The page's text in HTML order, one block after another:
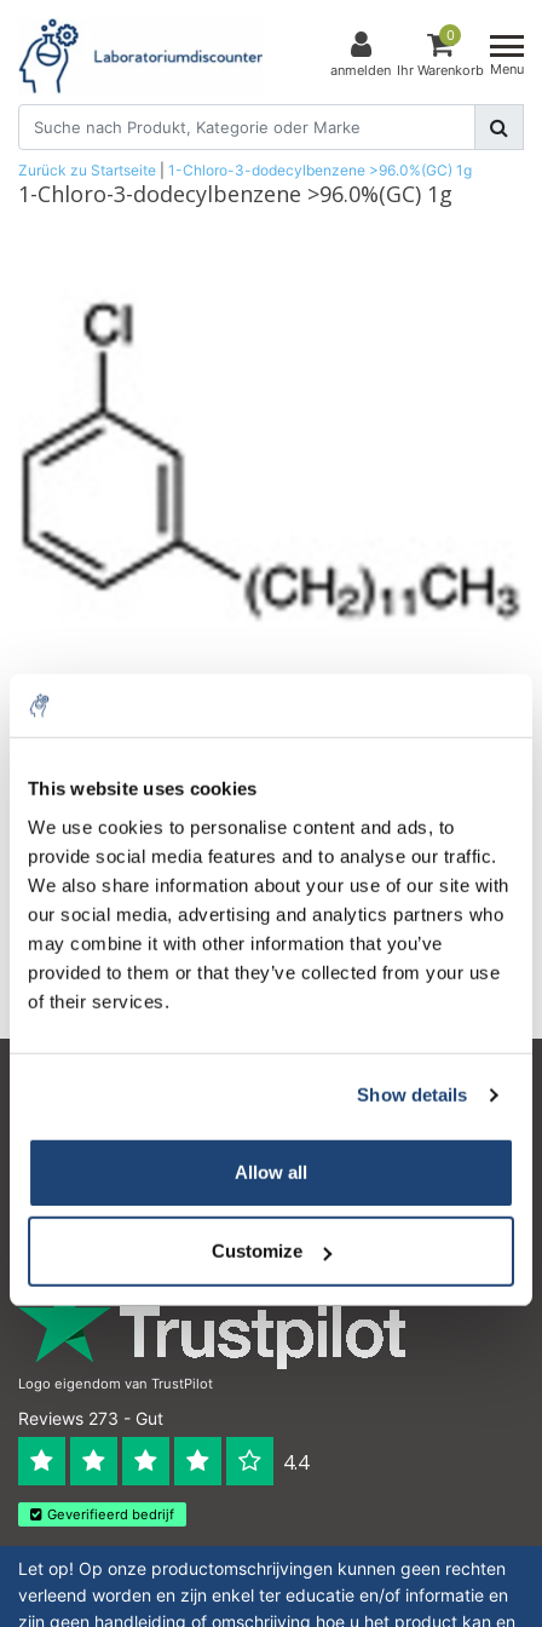
This website uses cookies
We use cookies to personalise content and ads, to
provide social media features and to analyse our traffic.
We also share information about your use of our site with
our social media, advertising and analytics partners who
may combine it with other information that you’ve
provided to them or that they’ve collected from your use
of their services.
Show details
Allow all
Customize
anmelden
0
Ihr Warenkorb Menu
Zurück zu Startseite 1-Chloro-3-dodecylbenzene >96.0%(GC) 1g
1-Chloro-3-dodecylbenzene >96.0%(GC) 1g
1 Stück exkl. MwSt.
€141,91
Inkl. MwSt.
Zum Warenkorb hinzufügen
Informationen
Mein Konto
Logo eigendom van TrustPilot
Reviews 273 - Gut
4.4
Geverifieerd bedrijf
Let op! Op onze productomschrijvingen kunnen geen rechten
verleend worden en zijn enkel ter educatie en/of informatie en
zijn geen handleiding of omschrijving hoe u het product kan en